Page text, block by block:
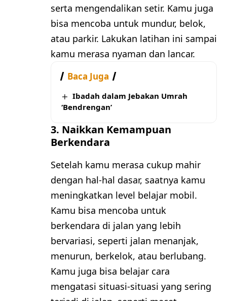
serta mengendalikan setir. Kamu juga
bisa mencoba untuk mundur, belok,
atau parkir. Lakukan latihan ini sampai
kamu merasa nyaman dan lancar.
Baca Juga
Ibadah dalam Jebakan Umrah
‘Bendrengan’
3. Naikkan Kemampuan
Berkendara
Setelah kamu merasa cukup mahir
dengan hal-hal dasar, saatnya kamu
meningkatkan level belajar mobil.
Kamu bisa mencoba untuk
berkendara di jalan yang lebih
bervariasi, seperti jalan menanjak,
menurun, berkelok, atau berlubang.
Kamu juga bisa belajar cara
mengatasi situasi-situasi yang sering